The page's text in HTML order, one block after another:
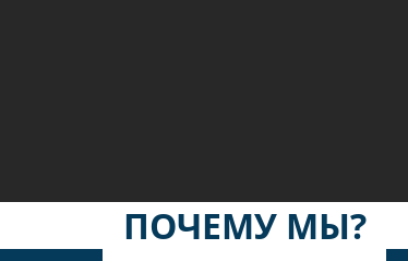
ПОЧЕМУ МЫ?